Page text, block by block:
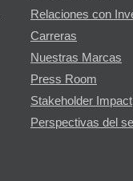
Relaciones con
Carreras
Nuestras Marcas
Press Room
Stakeholder Impact
Perspectivas del